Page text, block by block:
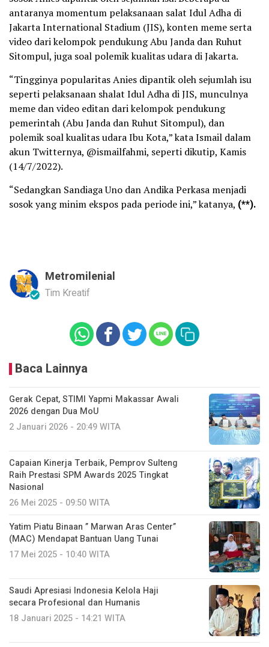
antaranya momentum pelaksanaan salat Idul Adha di
Jakarta International Stadium (JIS), konten meme serta
video dari kelompok pendukung Abu Janda dan Ruhut
Sitompul, juga soal polemik kualitas udara di Jakarta.
“Tingginya popularitas Anies dipantik oleh sejumlah isu
seperti pelaksanaan shalat Idul Adha di JIS, munculnya
meme dan video editan dari kelompok pendukung
pemerintah (Abu Janda dan Ruhut Sitompul), dan
polemik soal kualitas udara Ibu Kota,” kata Ismail dalam
akun Twitternya, @ismailfahmi, seperti dikutip, Kamis
(14/7/2022).
“Sedangkan Sandiaga Uno dan Andika Perkasa menjadi
sosok yang minim ekspos pada periode ini,” katanya, (**).
Metromilenial
Tim Kreatif
Baca Lainnya
Gerak Cepat, STIMI Yapmi Makassar Awali
2026 dengan Dua MoU
2 Januari 2026 - 20:49 WITA
Capaian Kinerja Terbaik, Pemprov Sulteng
Raih Prestasi SPM Awards 2025 Tingkat
Nasional
26 Mei 2025 - 09:50 WITA
Yatim Piatu Binaan ” Marwan Aras Center”
(MAC) Mendapat Bantuan Uang Tunai
17 Mei 2025 - 10:40 WITA
Saudi Apresiasi Indonesia Kelola Haji
secara Profesional dan Humanis
18 Januari 2025 - 14:21 WITA